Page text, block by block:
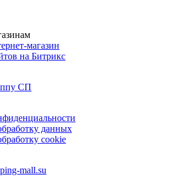
магазин
на Битрикс
СП
данных
cookie
mall.su